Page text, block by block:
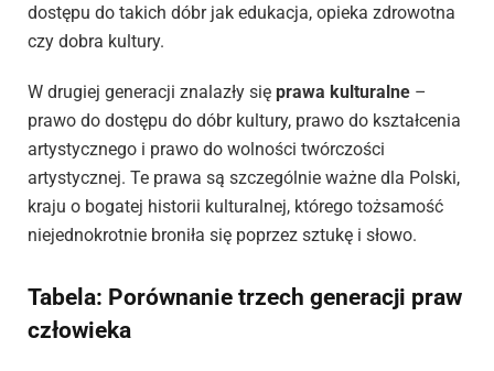
dostępu do takich dóbr jak edukacja, opieka zdrowotna
czy dobra kultury.
W drugiej generacji znalazły się prawa kulturalne –
prawo do dostępu do dóbr kultury, prawo do kształcenia
artystycznego i prawo do wolności twórczości
artystycznej. Te prawa są szczególnie ważne dla Polski,
kraju o bogatej historii kulturalnej, którego tożsamość
niejednokrotnie broniła się poprzez sztukę i słowo.
Tabela: Porównanie trzech generacji praw
człowieka